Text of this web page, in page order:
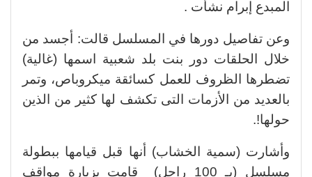
المبدع إبرام نشأت .
وعن تفاصيل دورها في المسلسل قالت: أجسد من
خلال الحلقات دور بنت بلد شعبية اسمها (غالية)
تضطرها الظروف للعمل كسائقة ميكروباص، وتمر
بالعديد من الأزمات التى تكشف لها كثير من الذين
حولها!.
وأشارت (سمية الخشاب) أنها قبل قيامها ببطولة
مسلسل (بـ 100 راجل) قامت بزيارة مواقف